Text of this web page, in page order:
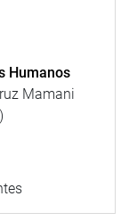
Humanos
Mamani